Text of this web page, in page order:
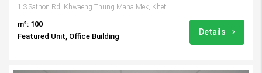
1 S Sathon Rd, Khwaeng Thung Maha Mek, Khet Sathon, Krung Thep Maha Nakhon 10120, Thailand
m²: 100
Featured Unit, Office Building
Details